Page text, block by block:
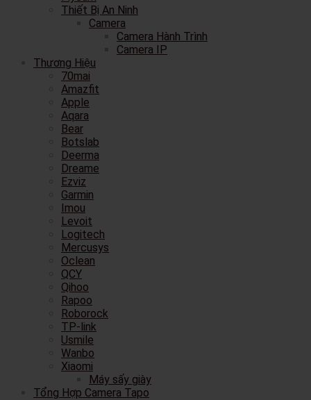
Thiết Bị An Ninh
Camera
Camera Hành Trình
Camera IP
Thương Hiệu
70mai
Amazfit
Apple
Aqara
Bear
Botslab
Deerma
Dreame
Ezviz
Garmin
Imou
Levoit
Logitech
Mercusys
Oclean
QCY
Qihoo
Rapoo
Roborock
TP-link
Usmile
Wanbo
Xiaomi
Máy sấy giày
Tổng Hợp Camera Tapo